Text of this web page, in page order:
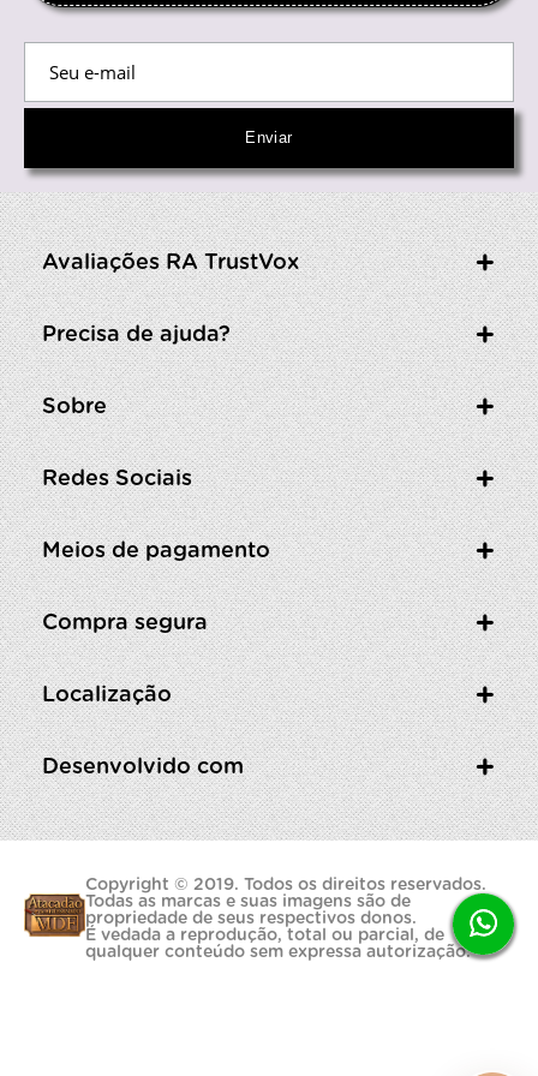
Avaliações RA TrustVox
Precisa de ajuda?
Sobre
Redes Sociais
Meios de pagamento
Compra segura
Localização
Desenvolvido com
Copyright © 2019. Todos os direitos reservados.
Todas as marcas e suas imagens são de
propriedade de seus respectivos donos.
É vedada a reprodução, total ou parcial, de
qualquer conteúdo sem expressa autorização.